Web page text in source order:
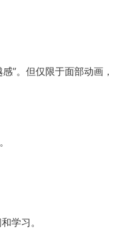
”。但仅限于面部动画
学习。